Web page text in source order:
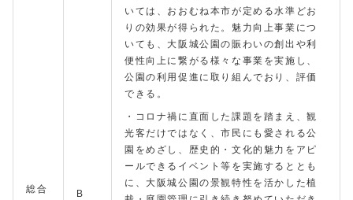
総合 B
いては、おおむね本市が定める水準どお
りの効果が得られた。魅力向上事業につ
いても、大阪城公園の賑わいの創出や利
便性向上に繋がる様々な事業を実施し、
公園の利用促進に取り組んでおり、評価
できる。
・コロナ禍に直面した課題を踏まえ、観
光客だけではなく、市民にも愛される公
園をめざし、歴史的・文化的魅力をアピ
ールできるイベント等を実施するととも
に、大阪城公園の景観特性を活かした植